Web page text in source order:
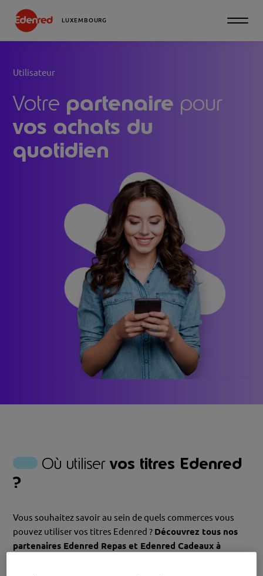
LUXEMBOURG
Votre partenaire pour
vos achats du
quotidien
Utilisateur
Où utiliservos titres Edenred
?
Vous souhaitez savoir au sein de quels commerces vous
pouvez utiliser vos titres Edenred ? Découvrez tous nos
partenaires Edenred Repas et Edenred Cadeaux à